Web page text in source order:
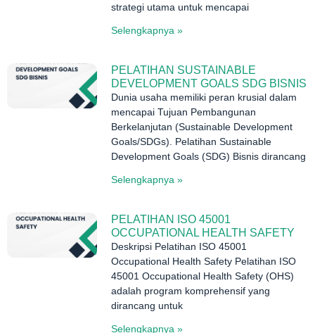
strategi utama untuk mencapai
Selengkapnya »
PELATIHAN SUSTAINABLE
DEVELOPMENT GOALS SDG BISNIS
Dunia usaha memiliki peran krusial dalam
mencapai Tujuan Pembangunan
Berkelanjutan (Sustainable Development
Goals/SDGs). Pelatihan Sustainable
Development Goals (SDG) Bisnis dirancang
Selengkapnya »
PELATIHAN ISO 45001
OCCUPATIONAL HEALTH SAFETY
Deskripsi Pelatihan ISO 45001
Occupational Health Safety Pelatihan ISO
45001 Occupational Health Safety (OHS)
adalah program komprehensif yang
dirancang untuk
Selengkapnya »